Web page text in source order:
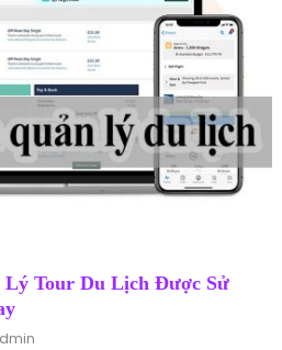
Lý Tour Du Lịch Được Sử